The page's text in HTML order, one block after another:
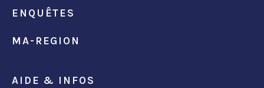
ENQUÊTES
MA-REGION
AIDE & INFOS